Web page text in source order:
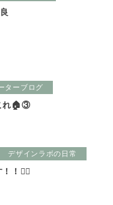
ターブログ
れ🏠③
デザインラボの日常
！🏃‍♂